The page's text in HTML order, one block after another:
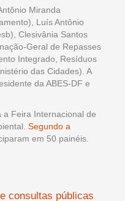
Miranda
Luís Antônio
Clesivânia Santos
Geral de Repasses
Integrado, Resíduos
das Cidades). A
da ABES-DF e
a Feira Internacional de
Segundo a
em 50 painéis.
consultas públicas